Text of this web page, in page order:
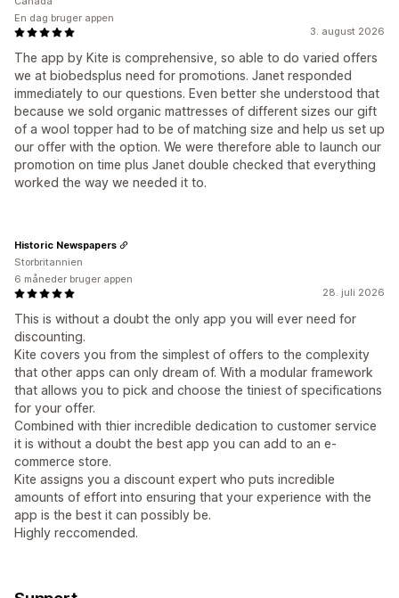
3. august 2026
The app by Kite is comprehensive, so able to do varied offers
we at biobedsplus need for promotions. Janet responded
immediately to our questions. Even better she understood that
because we sold organic mattresses of different sizes our gift
of a wool topper had to be of matching size and help us set up
our offer with the option. We were therefore able to launch our
promotion on time plus Janet double checked that everything
worked the way we needed it to.
En dag bruger appen
28. juli 2026
This is without a doubt the only app you will ever need for
discounting.
Kite covers you from the simplest of offers to the complexity
that other apps can only dream of. With a modular framework
that allows you to pick and choose the tiniest of specifications
for your offer.
Combined with thier incredible dedication to customer service
it is without a doubt the best app you can add to an e-
commerce store.
Kite assigns you a discount expert who puts incredible
amounts of effort into ensuring that your experience with the
app is the best it can possibly be.
Highly reccomended.
Historic Newspapers
Storbritannien
6 måneder bruger appen